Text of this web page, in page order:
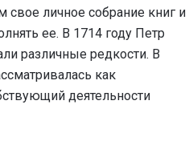
личное собрание книг и
ее. В 1714 году Петр
различные редкости. В
как
деятельности